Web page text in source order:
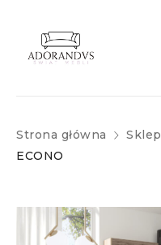
Strona główna Sklep
ECONO